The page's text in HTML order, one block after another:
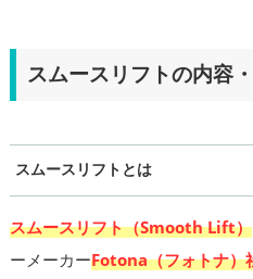
スムースリフトの内容
スムースリフトとは
スムースリフト（Smooth Lift）
ーメーカーFotona（フォトナ）